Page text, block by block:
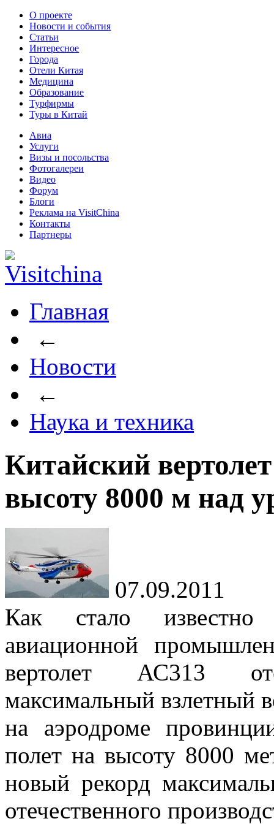
О проекте
Новости и события
Статьи
Интересное
Города
Отели Китая
Медицина
Образование
Турфирмы
Туры в Китай
Авиа
Услуги
Визы и посольства
Фотогалереи
Видео
Форум
Блоги
Реклама на VisitChina
Контакты
Партнеры
Главная
←
Новости
←
Наука и техника
Китайский
высоту 8000 м над
07.09.2011
Как стало
авиационной
вертолет АС313
максимальный взлетный
на аэродроме
полет на высоту 8000
новый рекорд
отечественного